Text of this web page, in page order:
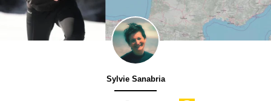
Sylvie Sanabria